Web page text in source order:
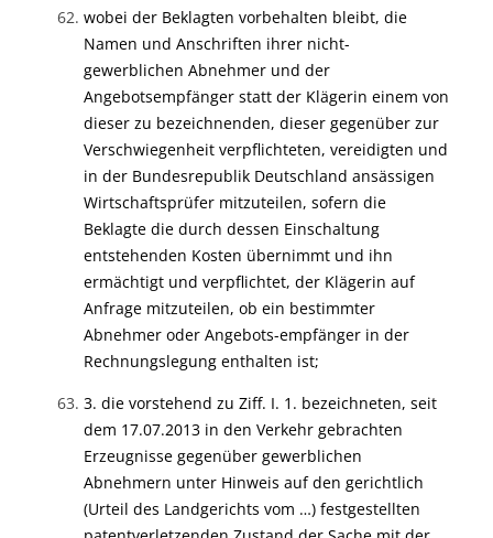
wobei der Beklagten vorbehalten bleibt, die
Namen und Anschriften ihrer nicht-
gewerblichen Abnehmer und der
Angebotsempfänger statt der Klägerin einem von
dieser zu bezeichnenden, dieser gegenüber zur
Verschwiegenheit verpflichteten, vereidigten und
in der Bundesrepublik Deutschland ansässigen
Wirtschaftsprüfer mitzuteilen, sofern die
Beklagte die durch dessen Einschaltung
entstehenden Kosten übernimmt und ihn
ermächtigt und verpflichtet, der Klägerin auf
Anfrage mitzuteilen, ob ein bestimmter
Abnehmer oder Angebots-empfänger in der
Rechnungslegung enthalten ist;
3. die vorstehend zu Ziff. I. 1. bezeichneten, seit
dem 17.07.2013 in den Verkehr gebrachten
Erzeugnisse gegenüber gewerblichen
Abnehmern unter Hinweis auf den gerichtlich
(Urteil des Landgerichts vom …) festgestellten